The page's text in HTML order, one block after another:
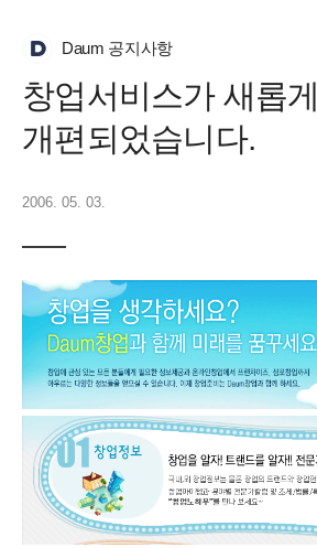
Daum 공지사항
창업서비스가 새롭게
개편되었습니다.
2006. 05. 03.